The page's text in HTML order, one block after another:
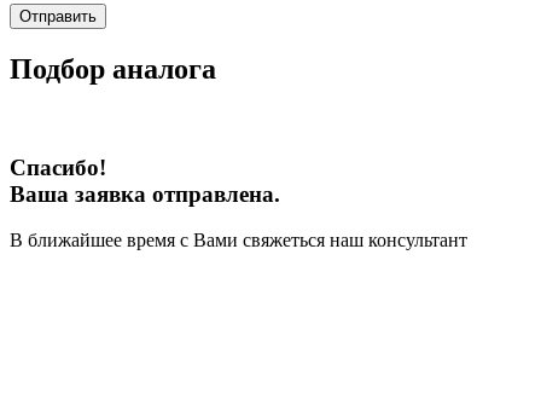
Отправить
Подбор аналога
Спасибо!
Ваша заявка отправлена.
В ближайшее время с Вами свяжеться наш консультант